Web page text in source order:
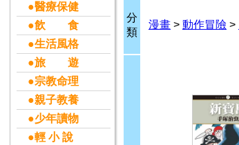
●醫療保健
●飲 食
●生活風格
●旅 遊
●宗教命理
●親子教養
●少年讀物
●輕 小 說
分
類
漫畫 > 動作冒險 >